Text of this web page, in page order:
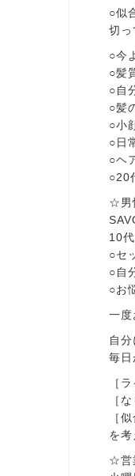
○似
切っ
○今
○髪
○自
○髪
○小
○日
○ヘ
○20
☆男
10
○セ
○自
○お
一
自
毎日
［
［
［
を考
☆営